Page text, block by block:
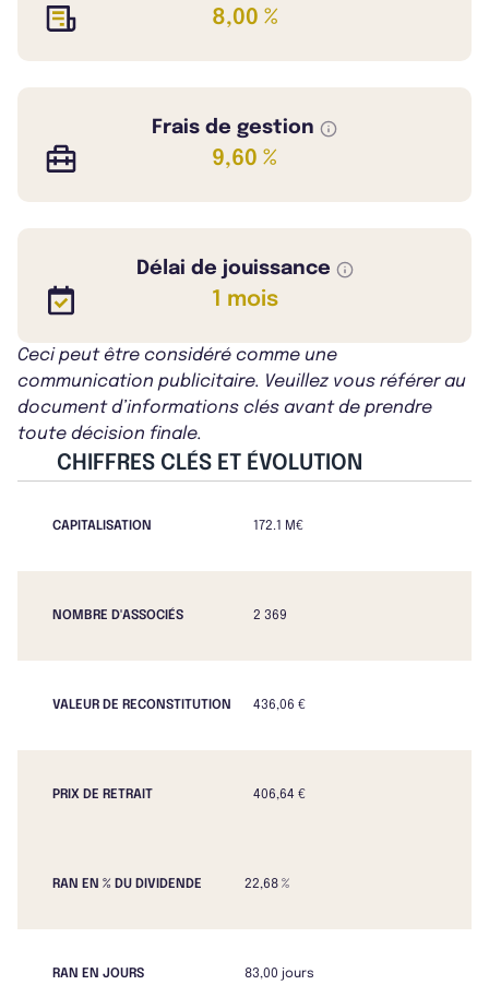
8,00 %
Frais de gestion
9,60 %
Délai de jouissance
1 mois
Ceci peut être considéré comme une
communication publicitaire. Veuillez vous référer au
document d’informations clés avant de prendre
toute décision finale.
CHIFFRES CLÉS ET ÉVOLUTION
CAPITALISATION 172.1 M€
NOMBRE D'ASSOCIÉS 2 369
VALEUR DE RECONSTITUTION 436,06 €
PRIX DE RETRAIT 406,64 €
RAN EN % DU DIVIDENDE 22,68 %
RAN EN JOURS 83,00 jours